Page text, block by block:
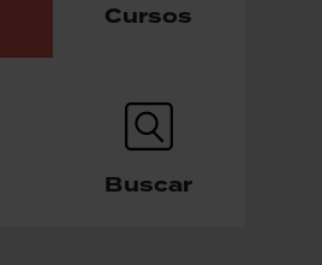
Cursos
Buscar